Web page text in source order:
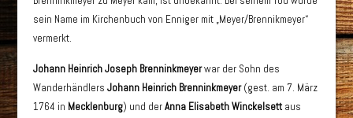
sein Name im Kirchenbuch von Enniger mit „Meyer/Brennikmeyer“
vermerkt.
Johann Heinrich Joseph Brenninkmeyerwar der Sohn des
WanderhändlersJohann Heinrich Brenninkmeyer(gest. am 7. März
1764 in Mecklenburg) und derAnna Elisabeth Winckelsett aus